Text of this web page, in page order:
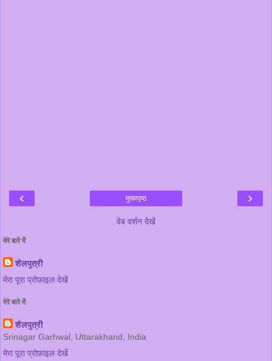
‹ ›
मुख्यपृष्ठ
वेब वर्शन देखें
मेरे बारे में
शैलपुत्री
मेरा पूरा प्रोफ़ाइल देखें
मेरे बारे में
शैलपुत्री
Srinagar Garhwal, Uttarakhand, India
मेरा पूरा प्रोफ़ाइल देखें